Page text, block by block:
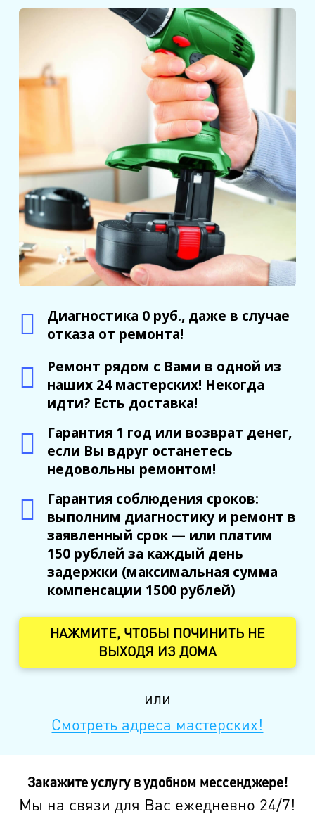
Диагностика 0 руб., даже в случае
отказа от ремонта!
Ремонт рядом с Вами в одной из
наших 24 мастерских! Некогда
идти? Есть доставка!
Гарантия 1 год или возврат денег,
если Вы вдруг останетесь
недовольны ремонтом!
Гарантия соблюдения сроков:
выполним диагностику и ремонт в
заявленный срок — или платим
150 рублей за каждый день
задержки (максимальная сумма
компенсации 1500 рублей)
НАЖМИТЕ, ЧТОБЫ ПОЧИНИТЬ НЕ
ВЫХОДЯ ИЗ ДОМА
или
Смотреть адреса мастерских!
Закажите услугу в удобном мессенджере!
Мы на связи для Вас ежедневно 24/7!